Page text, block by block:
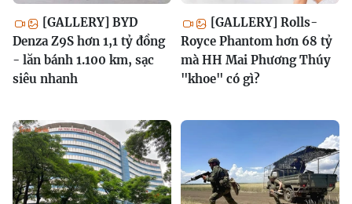
[GALLERY] BYD
Denza Z9S hơn 1,1 tỷ đồng
- lăn bánh 1.100 km, sạc
siêu nhanh
[GALLERY] Rolls-
Royce Phantom hơn 68 tỷ
mà HH Mai Phương Thúy
"khoe" có gì?